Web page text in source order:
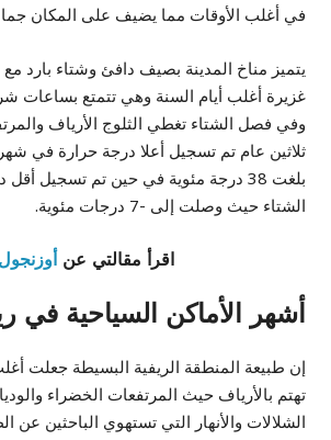
في أغلب الأوقات مما يضيف على المكان
يتميز مناخ المدينة بصيف دافئ وشتاء بارد
غزيرة أغلب أيام السنة وهي تتمتع بساعات
وفي فصل الشتاء تغطي الثلوج الأرياف
ثلاثين عام تم تسجيل أعلا درجة حرارة في
بلغت 38 درجة مئوية في حين تم تسجيل
الشتاء حيث وصلت إلى -7 درجات مئوية.
اقرأ مقالتي عن أوزنجول
أشهر الأماكن السياحية في
إن طبيعة المنطقة الريفية البسيطة جعلت
تهتم بالأرياف حيث المرتفعات الخضراء
الشلالات والأنهار التي تستهوي الباحثين عن